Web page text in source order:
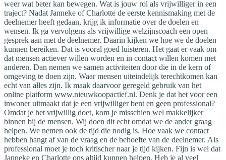
weer wat beter kan bewegen. Wat is jouw rol als vrijwilliger in een
traject? Nadat Janneke of Charlotte de eerste kennismaking met de
deelnemer heeft gedaan, krijg ik informatie over de doelen en
wensen. Ik ga vervolgens als vrijwillige welzijnscoach een open
gesprek aan met de deelnemer. Daarin kijken we hoe we de doelen
kunnen bereiken. Dat is vooral goed luisteren. Het gaat er vaak om
dat mensen actiever willen worden en in contact willen komen met
anderen. Dan nemen we samen activiteiten door die in de kern of
omgeving te doen zijn. Waar mensen uiteindelijk terechtkomen kan
echt van alles zijn. Ik maak daarvoor geregeld gebruik van het
online platform www.nieuwkoopactief.nl. Denk je dat het voor een
inwoner uitmaakt dat je een vrijwilliger bent en geen professional?
Omdat je het vrijwillig doet, kom je misschien wel makkelijker
binnen bij de mensen. Wij doen dit echt omdat we de ander graag
helpen. We nemen ook de tijd die nodig is. Hoe vaak we contact
hebben hangt af van de vraag en de behoefte van de deelnemer. Als
professional moet je toch kritischer naar je tijd kijken. Fijn is wel dat
Janneke en Charlotte ons altijd kunnen helpen. Heb je al veel